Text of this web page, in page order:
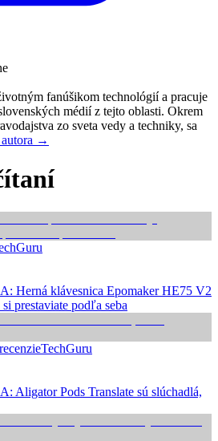
fanúšikom technológií a pracuje
médií z tejto oblasti. Okrem
zo sveta vedy a techniky, sa
→
Herná klávesnica Epomaker HE75 V2
prestaviate podľa seba
TechGuru
Aligator Pods Translate sú slúchadlá,